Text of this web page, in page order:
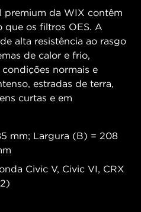
premium da WIX contêm
que os filtros OES. A
alta resistência ao rasgo
de calor e frio,
normais e
estradas de terra,
curtas e em
mm; Largura (B) = 208
Civic V, Civic VI, CRX